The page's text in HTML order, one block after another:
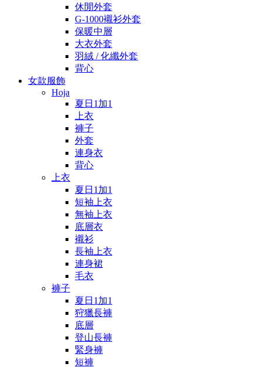
休閒外套
G-1000襯衫外套
保暖中層
大衣外套
羽絨 / 化纖外套
背心
女款服飾
Hoja
夏日1加1
上衣
褲子
外套
連身衣
背心
上衣
夏日1加1
短袖上衣
無袖上衣
底層衣
襯衫
長袖上衣
連身裙
毛衣
褲子
夏日1加1
狩獵長褲
底層
登山長褲
緊身褲
短褲